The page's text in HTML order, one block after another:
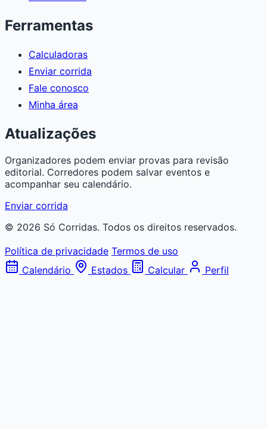
Ferramentas
Calculadoras
Enviar corrida
Fale conosco
Minha área
Atualizações
Organizadores podem enviar provas para revisão
editorial. Corredores podem salvar eventos e
acompanhar seu calendário.
Enviar corrida
© 2026 Só Corridas. Todos os direitos reservados.
Política de privacidade Termos de uso
Calendário
Estados Calcular Perfil